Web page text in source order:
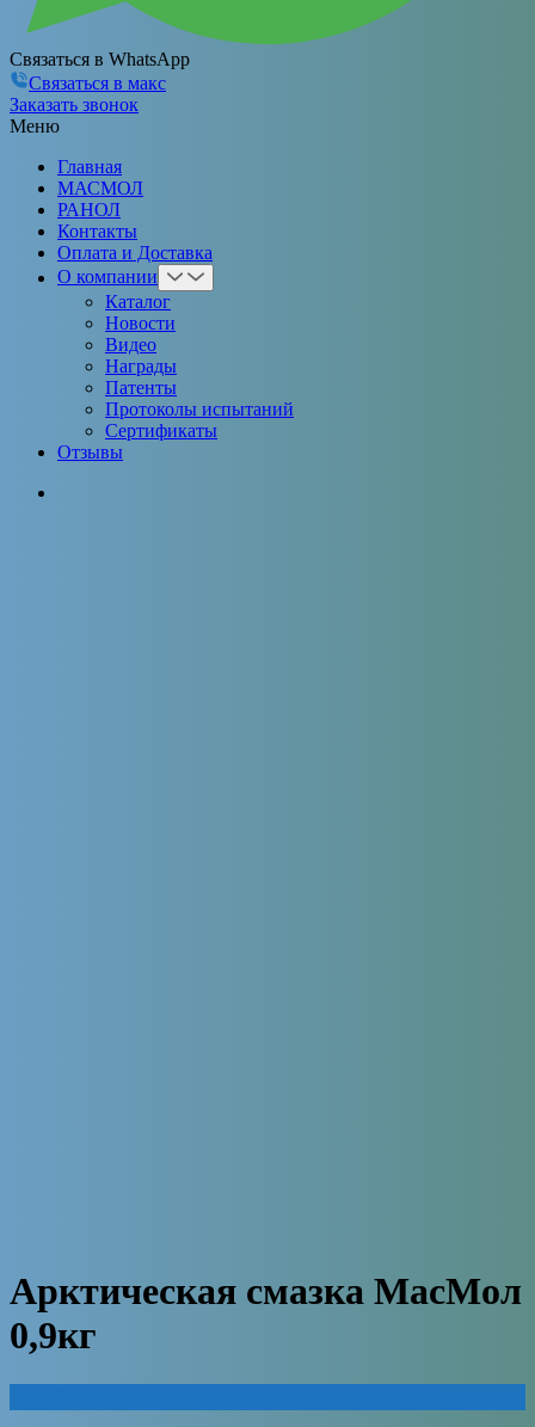
Связаться в WhatsApp
Связаться в макс
Заказать звонок
Меню
Главная
МАСМОЛ
РАНОЛ
Контакты
Оплата и Доставка
О компании
Каталог
Новости
Видео
Награды
Патенты
Протоколы испытаний
Сертификаты
Отзывы
Арктическая смазка МасМол
0,9кг